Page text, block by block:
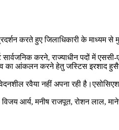
करते हुए जिलाधिकारी के माध्यम से
करने, राज्याधीन पदों में एससी-
का आंकलन करने हेतु जस्टिस इरशाद
रवैया नहीं अपना रही
आर्य, मनीष राजपूत, रोशन लाल,